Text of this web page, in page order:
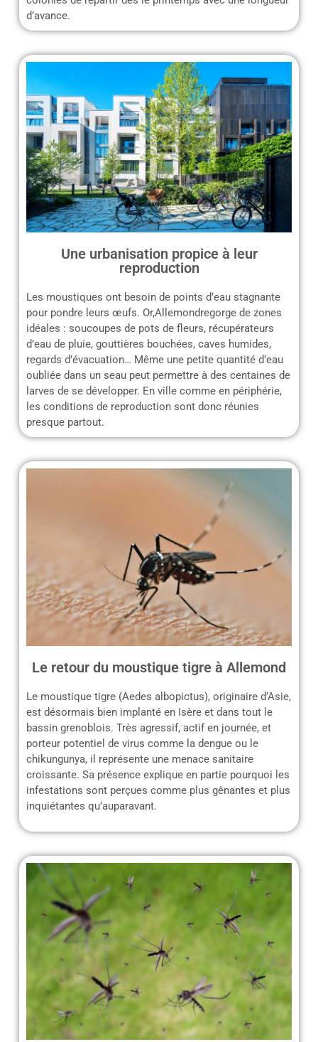
d’avance.
Une urbanisation propice à leur
reproduction
Les moustiques ont besoin de points d’eau stagnante
pour pondre leurs œufs. Or,Allemondregorge de zones
idéales : soucoupes de pots de fleurs, récupérateurs
d’eau de pluie, gouttières bouchées, caves humides,
regards d’évacuation… Même une petite quantité d’eau
oubliée dans un seau peut permettre à des centaines de
larves de se développer. En ville comme en périphérie,
les conditions de reproduction sont donc réunies
presque partout.
Le retour du moustique tigre à Allemond
Le moustique tigre (Aedes albopictus), originaire d’Asie,
est désormais bien implanté en Isère et dans tout le
bassin grenoblois. Très agressif, actif en journée, et
porteur potentiel de virus comme la dengue ou le
chikungunya, il représente une menace sanitaire
croissante. Sa présence explique en partie pourquoi les
infestations sont perçues comme plus gênantes et plus
inquiétantes qu’auparavant.